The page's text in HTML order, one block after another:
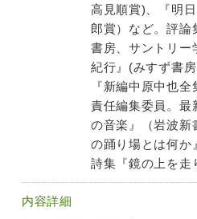
高見順賞)、『明
郎賞）など。評
書房、サントリー
紀行』(みすず書
『新編中原中也
責任編集委員。
の音楽』（岩波新
の踊り場とは何か
詩集『鏡の上を走
内容詳細